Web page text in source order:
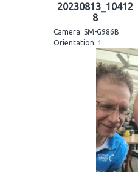
20230813_10412
8
Camera: SM-G986B
Orientation: 1